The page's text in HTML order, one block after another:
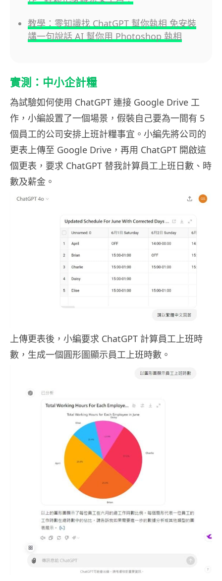
教學：零知識找 ChatGPT 幫你執相 免安裝
講一句說話 AI 幫你用 Photoshop 執相
實測：中小企計糧
為試驗如何使用 ChatGPT 連接 Google Drive 工
作，小編設置了一個場景，假裝自己要為一間有 5
個員工的公司安排上班計糧事宜。小編先將公司的
更表上傳至 Google Drive，再用 ChatGPT 開啟這
個更表，要求 ChatGPT 替我計算員工上班日數、時
數及薪金。
上傳更表後，小編要求 ChatGPT 計算員工上班時
數，生成一個圓形圖顯示員工上班時數。